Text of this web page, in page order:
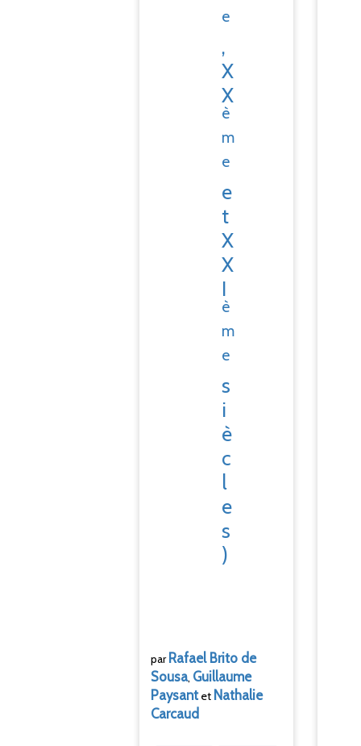
e
,
X
X
è
m
e
e
t
X
X
I
è
m
e
s
i
è
c
l
e
s
)
parRafael Brito de
Sousa, Guillaume
Paysantet Nathalie
Carcaud